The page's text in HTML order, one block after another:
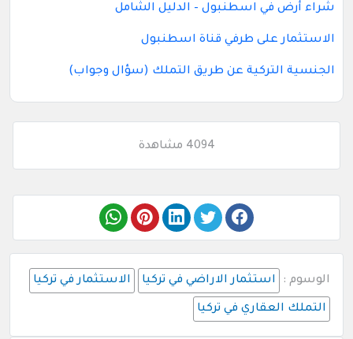
شراء أرض في اسطنبول – الدليل الشامل
الاستثمار على طرفي قناة اسطنبول
الجنسية التركية عن طريق التملك (سؤال وجواب)
4094 مشاهدة
الوسوم : استثمار الاراضي في تركيا الاستثمار في تركيا
التملك العقاري في تركيا